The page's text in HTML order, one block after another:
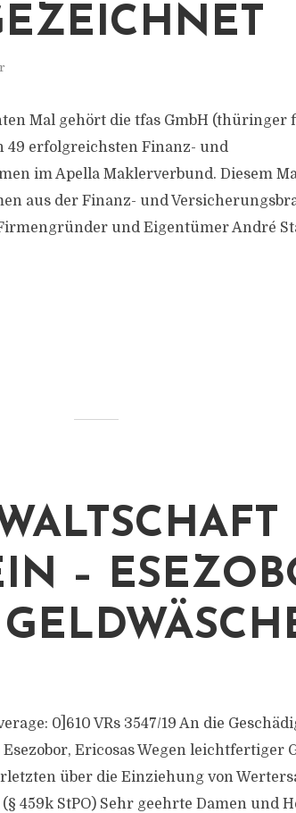
Mal gehört die tfas GmbH (thüringer
49 erfolgreichsten Finanz- und
im Apella Maklerverbund. Diesem
aus der Finanz- und
und Eigentümer André
–
0]610 VRs 3547/​19 An die
Ericosas Wegen leichtfertiger
über die Einziehung von
459k StPO) Sehr geehrte Damen und